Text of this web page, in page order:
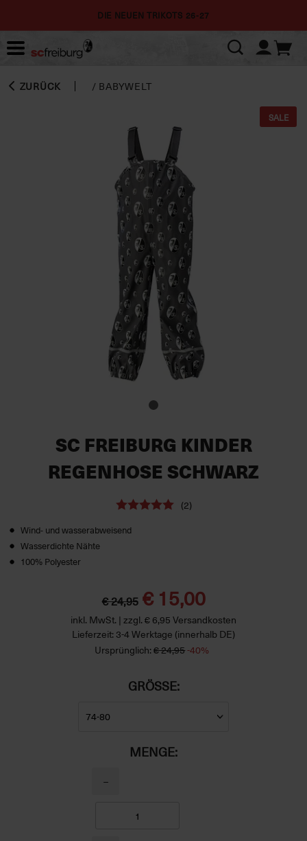
DIE NEUEN TRIKOTS 26-27
ZURÜCK / BABYWELT
SALE
SC FREIBURG KINDER
REGENHOSE SCHWARZ
(2)
Wind- und wasserabweisend
Wasserdichte Nähte
100% Polyester
€ 24,95 € 15,00
inkl. MwSt. | zzgl. € 6,95 Versandkosten
Lieferzeit: 3-4 Werktage (innerhalb DE)
Ursprünglich: € 24,95-40%
GRÖSSE:
MENGE:
−